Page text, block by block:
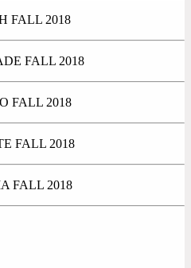
FALL 2018
FALL 2018
FALL 2018
FALL 2018
FALL 2018